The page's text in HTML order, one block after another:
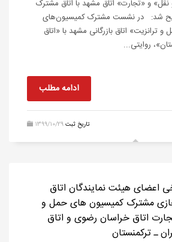
و «تجارت» اتاق مشهد با اتاق مشترک
شد: در نشست مشترک کمیسیون‌های
ترانزیت» اتاق بازرگانی مشهد با «اتاق
روایتی...
ادامه مطلب
1399/10/29تاریخ ثبت
اعضای هیئت نمایندگان اتاق
مشترک کمیسیون های حمل و
اتاق خراسان رضوی و اتاق
ـ ترکمنستان